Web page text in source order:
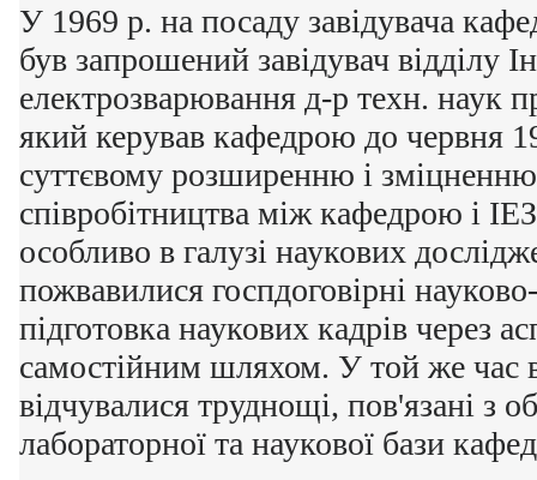
У 1969 р. на посаду завідувача
був запрошений завідувач відділу
електрозварювання д-р техн. наук
який керував кафедрою до червня
суттєвому розширенню і зміцненню
співробітництва між кафедрою і
особливо в галузі наукових
пожвавилися госпдоговірні
підготовка наукових кадрів через
самостійним шляхом. У той же час
відчувалися труднощі, пов'язані з
лабораторної та наукової бази